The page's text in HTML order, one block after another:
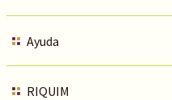
Ayuda
RIQUIM